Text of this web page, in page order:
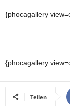
{phocagallery
{phocagallery
Teilen